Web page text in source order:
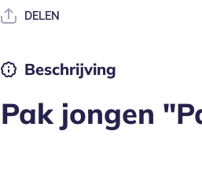
bruidsjonker
DELEN
Beschrijving
Pak jongen